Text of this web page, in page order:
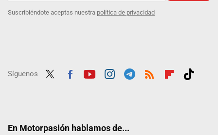
Suscribiéndote aceptas nuestra política de privacidad
Síguenos
En Motorpasión hablamos de...